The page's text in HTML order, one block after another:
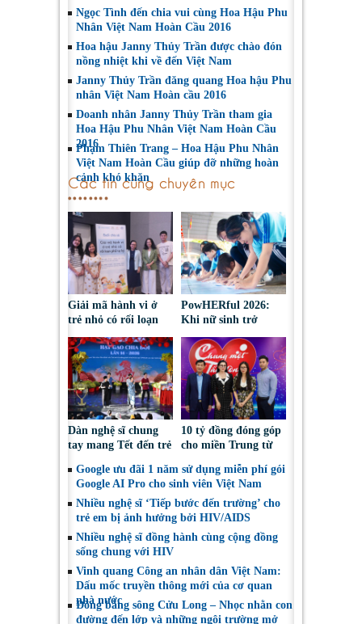
Ngọc Tình đến chia vui cùng Hoa Hậu Phu
Nhân Việt Nam Hoàn Cầu 2016
Hoa hậu Janny Thủy Trần được chào đón
nồng nhiệt khi về đến Việt Nam
Janny Thủy Trần đăng quang Hoa hậu Phu
nhân Việt Nam Hoàn cầu 2016
Doanh nhân Janny Thủy Trần tham gia
Hoa Hậu Phu Nhân Việt Nam Hoàn Cầu
2016
Phạm Thiên Trang – Hoa Hậu Phu Nhân
Việt Nam Hoàn Cầu giúp đỡ những hoàn
cảnh khó khăn
Các tin cùng chuyên mục
Giải mã hành vi ở
trẻ nhỏ có rối loạn
phổ tự kỷ
PowHERful 2026:
Khi nữ sinh trở
thành người dẫn dắt
trong lĩnh vực
STEM
Dàn nghệ sĩ chung
tay mang Tết đến trẻ
HIV/AIDS
10 tỷ đồng đóng góp
cho miền Trung từ
Johnathan Hạnh
Nguyễn trong tuần
qua
Google ưu đãi 1 năm sử dụng miễn phí gói
Google AI Pro cho sinh viên Việt Nam
Nhiều nghệ sĩ ‘Tiếp bước đến trường’ cho
trẻ em bị ảnh hưởng bởi HIV/AIDS
Nhiều nghệ sĩ đồng hành cùng cộng đồng
sống chung với HIV
Vinh quang Công an nhân dân Việt Nam:
Dấu mốc truyền thông mới của cơ quan
nhà nước
Đồng bằng sông Cửu Long – Nhọc nhằn con
đường đến lớp và những ngôi trường mở